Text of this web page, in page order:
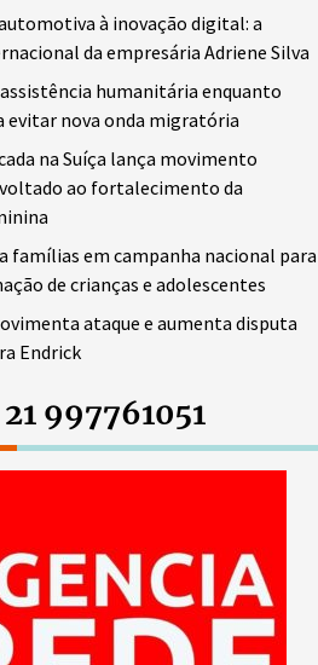
à inovação digital: a
da empresária Adriene Silva
humanitária enquanto
evitar nova onda migratória
na Suíça lança movimento
ao fortalecimento da
famílias em campanha nacional para
de crianças e adolescentes
ataque e aumenta disputa
Endrick
21 997761051